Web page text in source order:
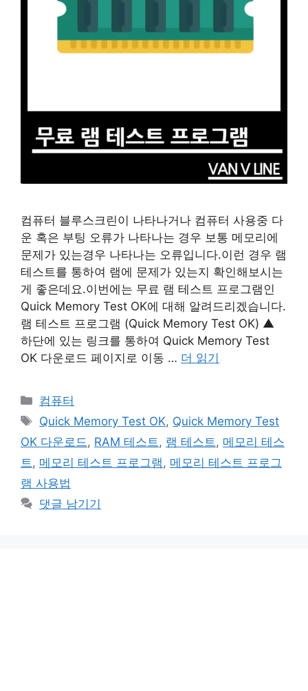
컴퓨터 블루스크린이 나타나거나 컴퓨터 사용중 다
운 혹은 부팅 오류가 나타나는 경우 보통 메모리에
문제가 있는경우 나타나는 오류입니다.이런 경우 램
테스트를 통하여 램에 문제가 있는지 확인해보시는
게 좋은데요.이번에는 무료 램 테스트 프로그램인
Quick Memory Test OK에 대해 알려드리겠습니다.
램 테스트 프로그램 (Quick Memory Test OK) ▲
하단에 있는 링크를 통하여 Quick Memory Test
OK 다운로드 페이지로 이동 … 더 읽기
카
테
리
컴퓨터
태
그
Quick Memory Test OK, Quick Memory Test
OK 다운로드 , RAM 테스트 , 램 테스트 , 메모리 테스
트 , 메모리 테스트 프로그램 , 메모리 테스트 프로그
램 사용법
댓글 남기기